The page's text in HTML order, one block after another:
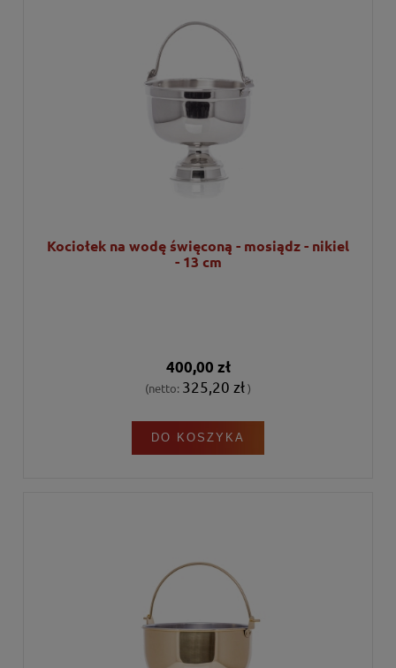
Kociołek na wodę święconą - mosiądz - nikiel
- 13 cm
400,00 zł
(netto: 325,20 zł)
DO KOSZYKA